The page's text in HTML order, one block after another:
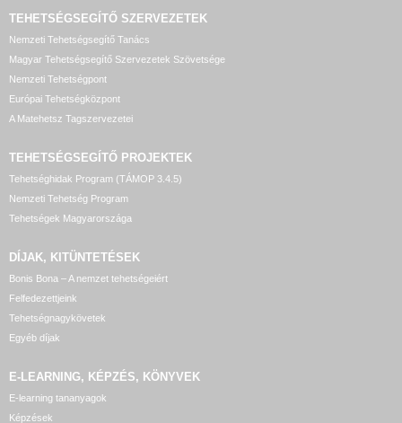
TEHETSÉGSEGÍTŐ SZERVEZETEK
Nemzeti Tehetségsegítő Tanács
Magyar Tehetségsegítő Szervezetek Szövetsége
Nemzeti Tehetségpont
Európai Tehetségközpont
A Matehetsz Tagszervezetei
TEHETSÉGSEGÍTŐ PROJEKTEK
Tehetséghidak Program (TÁMOP 3.4.5)
Nemzeti Tehetség Program
Tehetségek Magyarországa
DÍJAK, KITÜNTETÉSEK
Bonis Bona – A nemzet tehetségeiért
Felfedezettjeink
Tehetségnagykövetek
Egyéb díjak
E-LEARNING, KÉPZÉS, KÖNYVEK
E-learning tananyagok
Képzések